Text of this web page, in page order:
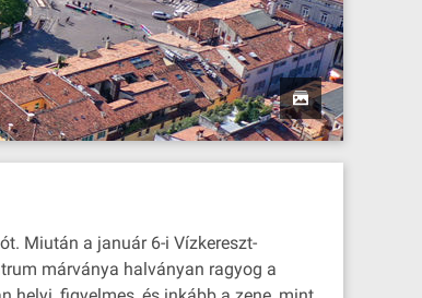
Miután a január 6-i Vízkereszt-
márványa halványan ragyog a